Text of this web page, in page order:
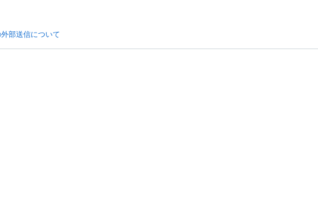
部送信について